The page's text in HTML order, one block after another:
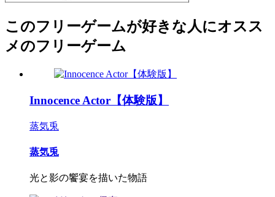
このフリーゲームが好きな人にオスス
メのフリーゲーム
Innocence Actor【体験版】
蒸気兎
蒸気兎
光と影の饗宴を描いた物語